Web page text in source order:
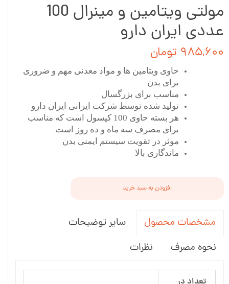
مولتی ویتامین و مینرال 100
عددی ایران دارو
۹۸۵,۶۰۰ تومان
حاوی ویتامین ها و مواد معدنی مهم و ضروری
برای بدن
مناسب برای بزرگسال
تولید شده توسط شرکت ایرانی ایران دارو
هر بسته حاوی 100 کپسول است که مناسب
برای مصرف سه ماه و ده روز است
موثر در تقویت سیستم ایمنی بدن
ماندگاری بالا
افزودن به سبد خرید
مشخصات محصول
سایر توضیحات
نحوه مصرف
نظرات